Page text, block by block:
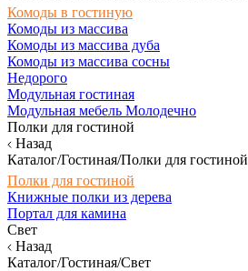
Комоды в гостиную
Комоды из массива
Комоды из массива дуба
Комоды из массива сосны
Недорого
Модульная гостиная
Модульная мебель Молодечно
Полки для гостиной
Назад
Каталог/Гостиная/Полки для гостиной
Полки для гостиной
Книжные полки из дерева
Портал для камина
Свет
Назад
Каталог/Гостиная/Свет